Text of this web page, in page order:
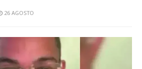
26 AGOSTO